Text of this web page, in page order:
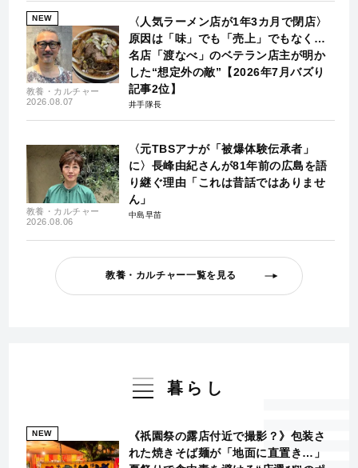
NEW
教養・カルチャー
2026.08.07
〈人気ラーメン店が1年3カ月で閉店〉
原因は「味」でも「売上」でもなく…
名店「渡なべ」のベテラン店主が明か
した“想定外の敵”【2026年7月バズり
記事2位】
井手隊長
教養・カルチャー
2026.08.06
〈元TBSアナが「被爆体験伝承者」
に〉長峰由紀さんが81年前の広島を語
り継ぐ理由「これは昔話ではありませ
ん」
中島早苗
教養・カルチャー一覧を見る
暮らし
NEW
《祇園祭の露店付近で撮影？》包装さ
れた焼きそば麺が「地面に直置き…」